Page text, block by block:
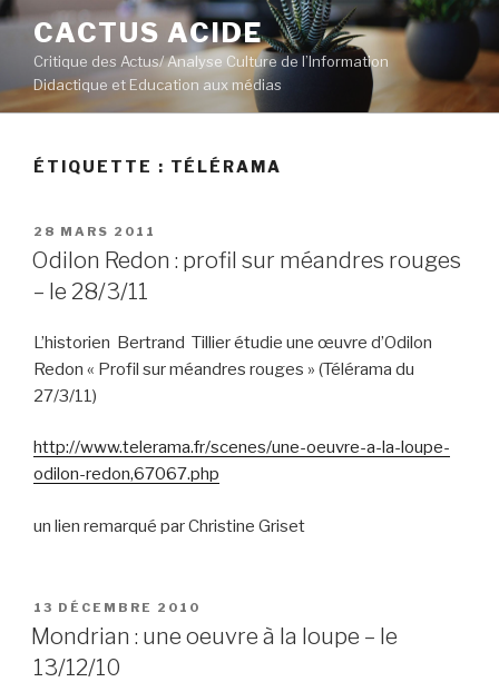
Aller
contenu
principal
CACTUS ACIDE
Critique des Actus/ Analyse Culture de l’Information
Didactique et Education aux médias
ÉTIQUETTE : TÉLÉRAMA
PUBLIÉ
LE
28 MARS 2011
Odilon Redon : profil sur méandres rouges
– le 28/3/11
L’historien Bertrand Tillier étudie une œuvre d’Odilon
Redon « Profil sur méandres rouges » (Télérama du
27/3/11)
http://www.telerama.fr/scenes/une-oeuvre-a-la-loupe-
odilon-redon,67067.php
un lien remarqué par Christine Griset
PUBLIÉ
LE
13 DÉCEMBRE 2010
Mondrian : une oeuvre à la loupe – le
13/12/10